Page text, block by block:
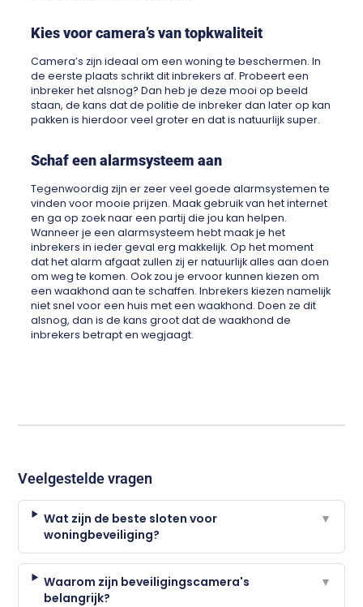
Kies voor camera’s van topkwaliteit
Camera’s zijn ideaal om een woning te beschermen. In
de eerste plaats schrikt dit inbrekers af. Probeert een
inbreker het alsnog? Dan heb je deze mooi op beeld
staan, de kans dat de politie de inbreker dan later op kan
pakken is hierdoor veel groter en dat is natuurlijk super.
Schaf een alarmsysteem aan
Tegenwoordig zijn er zeer veel goede alarmsystemen te
vinden voor mooie prijzen. Maak gebruik van het internet
en ga op zoek naar een partij die jou kan helpen.
Wanneer je een alarmsysteem hebt maak je het
inbrekers in ieder geval erg makkelijk. Op het moment
dat het alarm afgaat zullen zij er natuurlijk alles aan doen
om weg te komen. Ook zou je ervoor kunnen kiezen om
een waakhond aan te schaffen. Inbrekers kiezen namelijk
niet snel voor een huis met een waakhond. Doen ze dit
alsnog, dan is de kans groot dat de waakhond de
inbrekers betrapt en wegjaagt.
Veelgestelde vragen
Wat zijn de beste sloten voor
woningbeveiliging?
▼
Waarom zijn beveiligingscamera's
belangrijk?
▼